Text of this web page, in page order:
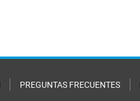
PREGUNTAS FRECUENTES